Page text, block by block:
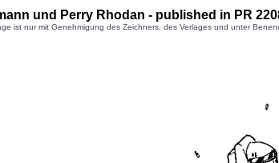
und Perry Rhodan - published in PR
ist nur mit Genehmigung des Zeichners, des Verlages und unter